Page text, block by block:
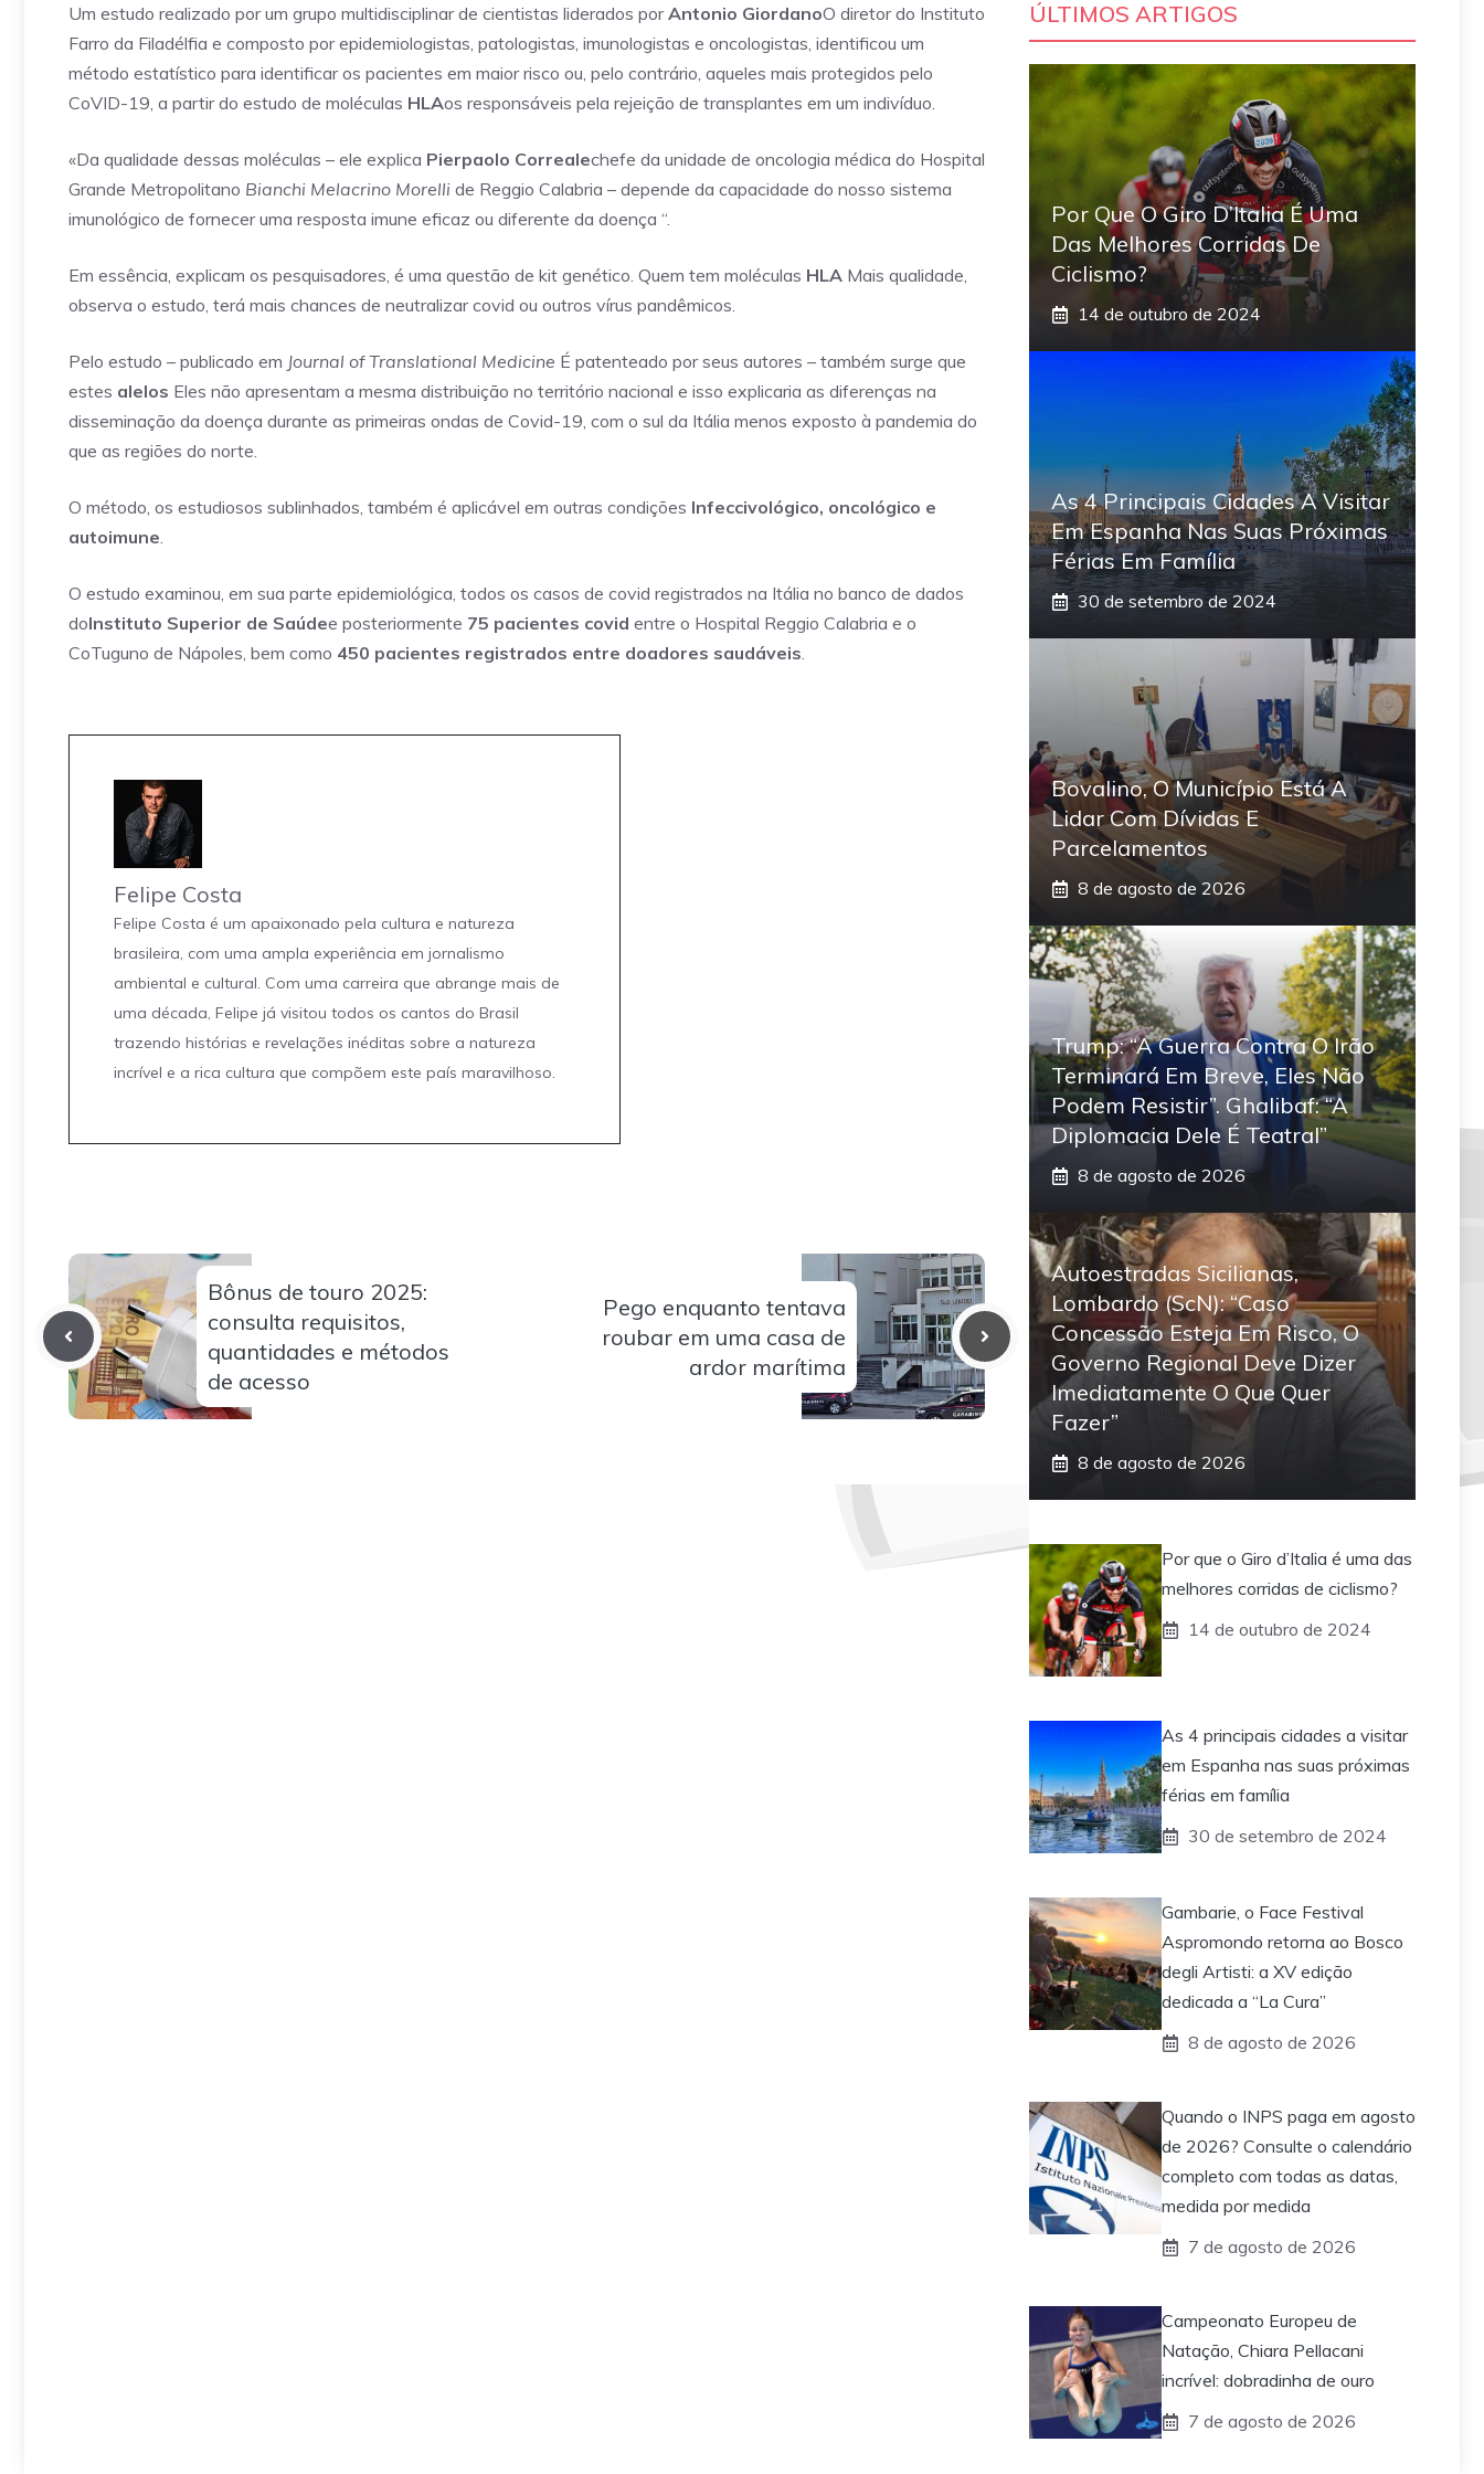
Um estudo realizado por um grupo multidisciplinar de cientistas liderados porAntonio GiordanoO diretor do Instituto
Farro da Filadélfia e composto por epidemiologistas, patologistas, imunologistas e oncologistas, identificou um
método estatístico para identificar os pacientes em maior risco ou, pelo contrário, aqueles mais protegidos pelo
CoVID-19, a partir do estudo de moléculas HLAos responsáveis ​​pela rejeição de transplantes em um indivíduo.
«Da qualidade dessas moléculas – ele explica Pierpaolo Correalechefe da unidade de oncologia médica do Hospital
Grande Metropolitano Bianchi Melacrino Morelli de Reggio Calabria – depende da capacidade do nosso sistema
imunológico de fornecer uma resposta imune eficaz ou diferente da doença “.
Em essência, explicam os pesquisadores, é uma questão de kit genético. Quem tem moléculas HLA Mais qualidade,
observa o estudo, terá mais chances de neutralizar covid ou outros vírus pandêmicos.
Pelo estudo – publicado em Journal of Translational Medicine É patenteado por seus autores – também surge que
estes alelos Eles não apresentam a mesma distribuição no território nacional e isso explicaria as diferenças na
disseminação da doença durante as primeiras ondas de Covid-19, com o sul da Itália menos exposto à pandemia do
que as regiões do norte.
O método, os estudiosos sublinhados, também é aplicável em outras condições Infeccivológico, oncológico e
autoimune.
O estudo examinou, em sua parte epidemiológica, todos os casos de covid registrados na Itália no banco de dados
doInstituto Superior de Saúdee posteriormente 75 pacientes covid entre o Hospital Reggio Calabria e o
CoTuguno de Nápoles, bem como 450 pacientes registrados entre doadores saudáveis.
Felipe Costa
Felipe Costa é um apaixonado pela cultura e natureza
brasileira, com uma ampla experiência em jornalismo
ambiental e cultural. Com uma carreira que abrange mais de
uma década, Felipe já visitou todos os cantos do Brasil
trazendo histórias e revelações inéditas sobre a natureza
incrível e a rica cultura que compõem este país maravilhoso.
Bônus de touro 2025:
consulta requisitos,
quantidades e métodos
de acesso
Pego enquanto tentava
roubar em uma casa de
ardor marítima
ÚLTIMOS ARTIGOS
Por Que O Giro D’Italia É Uma
Das Melhores Corridas De
Ciclismo?
14 de outubro de 2024
As 4 Principais Cidades A Visitar
Em Espanha Nas Suas Próximas
Férias Em Família
30 de setembro de 2024
Bovalino, O Município Está A
Lidar Com Dívidas E
Parcelamentos
8 de agosto de 2026
Trump: “A Guerra Contra O Irão
Terminará Em Breve, Eles Não
Podem Resistir”. Ghalibaf: “A
Diplomacia Dele É Teatral”
8 de agosto de 2026
Autoestradas Sicilianas,
Lombardo (ScN): “Caso
Concessão Esteja Em Risco, O
Governo Regional Deve Dizer
Imediatamente O Que Quer
Fazer”
8 de agosto de 2026
Por que o Giro d’Italia é uma das
melhores corridas de ciclismo?
14 de outubro de 2024
As 4 principais cidades a visitar
em Espanha nas suas próximas
férias em família
30 de setembro de 2024
Gambarie, o Face Festival
Aspromondo retorna ao Bosco
degli Artisti: a XV edição
dedicada a “La Cura”
8 de agosto de 2026
Quando o INPS paga em agosto
de 2026? Consulte o calendário
completo com todas as datas,
medida por medida
7 de agosto de 2026
Campeonato Europeu de
Natação, Chiara Pellacani
incrível: dobradinha de ouro
7 de agosto de 2026